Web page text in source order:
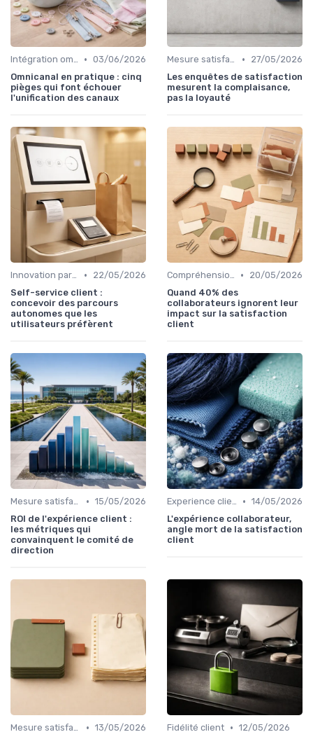
Intégration omnicanal • 03/06/2026
Omnicanal en pratique : cinq
pièges qui font échouer
l'unification des canaux
Mesure satisfaction •
27/05/2026
Les enquêtes de satisfaction
mesurent la complaisance,
pas la loyauté
Innovation parcours client •
22/05/2026
Self-service client :
concevoir des parcours
autonomes que les
utilisateurs préfèrent
Compréhension client •
20/05/2026
Quand 40% des
collaborateurs ignorent leur
impact sur la satisfaction
client
Mesure satisfaction • 15/05/2026
ROI de l'expérience client :
les métriques qui
convainquent le comité de
direction
Experience client • 14/05/2026
L'expérience collaborateur,
angle mort de la satisfaction
client
Mesure satisfaction • 13/05/2026
Fidélité client • 12/05/2026